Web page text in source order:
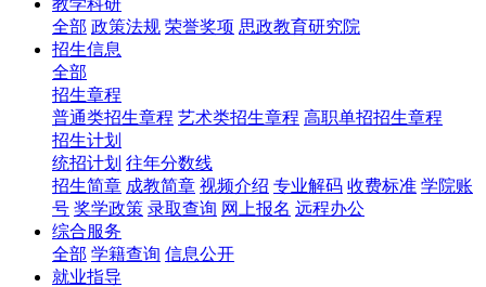
教学科研
全部 政策法规 荣誉奖项 思政教育研究院
招生信息
全部
招生章程
普通类招生章程 艺术类招生章程 高职单招招生章程
招生计划
统招计划 往年分数线
招生简章 成教简章 视频介绍 专业解码 收费标准 学院账
号 奖学政策 录取查询 网上报名 远程办公
综合服务
全部 学籍查询 信息公开
就业指导